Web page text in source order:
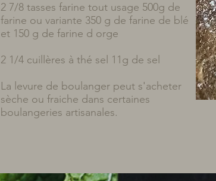
2 7/8 tasses farine tout usage 500g de
farine ou variante 350 g de farine de blé
et 150 g de farine d orge
2 1/4 cuillères à thé sel 11g de sel
La levure de boulanger peut s'acheter
sèche ou fraiche dans certaines
boulangeries artisanales.